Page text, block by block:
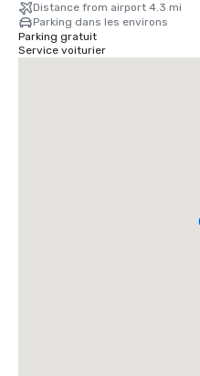
Distance from airport 4.3 mi
Parking dans les environs
Parking gratuit
Service voiturier